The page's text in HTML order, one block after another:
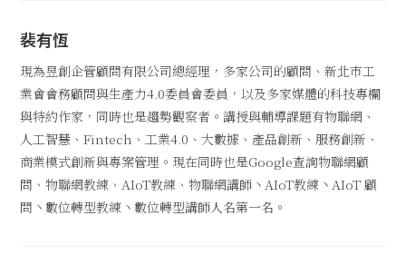
裴有恆
現為昱創企管顧問有限公司總經理，多家公司的顧問、新北市工
業會會務顧問與生產力4.0委員會委員，以及多家媒體的科技專欄
與特約作家，同時也是趨勢觀察者。講授與輔導課題有物聯網、
人工智慧、Fintech、工業4.0、大數據、產品創新、服務創新、
商業模式創新與專案管理。現在同時也是Google查詢物聯網顧
問、物聯網教練、AIoT教練、物聯網講師丶AIoT教練丶AIoT 顧
問丶數位轉型教練丶數位轉型講師人名第一名。